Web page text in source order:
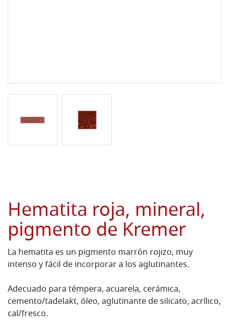
Hematita roja, mineral,
pigmento de Kremer
La hematita es un pigmento marrón rojizo, muy
intenso y fácil de incorporar a los aglutinantes.
Adecuado para témpera, acuarela, cerámica,
cemento/tadelakt, óleo, aglutinante de silicato, acrílico,
cal/fresco.